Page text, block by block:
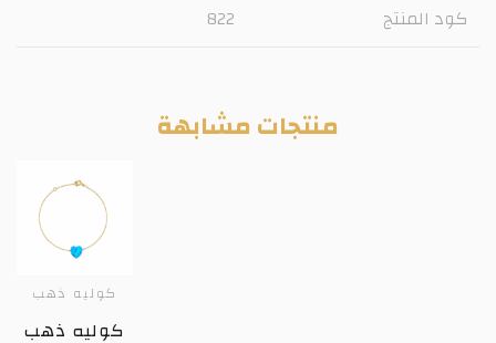
كود المنتج
822
منتجات مشابهة
كوليه ذهب
كوليه ذهب